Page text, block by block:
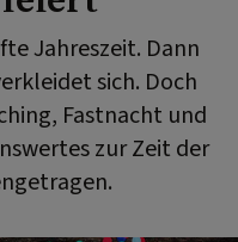
Jahreszeit. Dann
sich. Doch
Fastnacht und
zur Zeit der